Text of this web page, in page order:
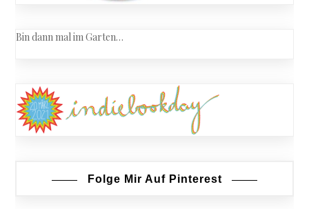
Bin dann mal im Garten…
Folge Mir Auf Pinterest